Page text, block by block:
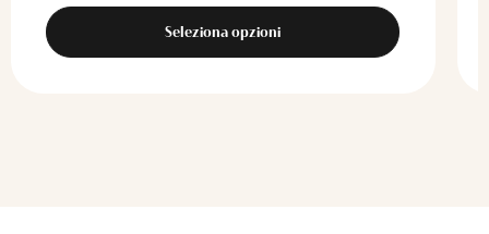
Seleziona opzioni